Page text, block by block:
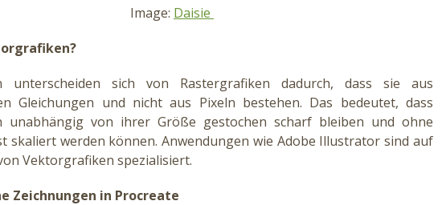
Image: Daisie
unterscheiden sich von Rastergrafiken dadurch, dass sie aus
Gleichungen und nicht aus Pixeln bestehen. Das bedeutet, dass
unabhängig von ihrer Größe gestochen scharf bleiben und ohne
skaliert werden können. Anwendungen wie Adobe Illustrator sind auf
Vektorgrafiken spezialisiert.
Zeichnungen in Procreate